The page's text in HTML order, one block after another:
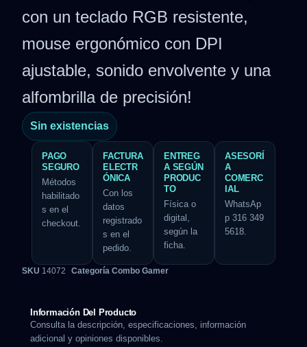
con un teclado RGB resistente,
mouse ergonómico con DPI
ajustable, sonido envolvente y una
alfombrilla de precisión!
Sin existencias
PAGO
SEGURO
Métodos
habilitado
s en el
checkout.
FACTURA
ELECTR
ÓNICA
Con los
datos
registrado
s en el
pedido.
ENTREG
A SEGÚN
PRODUC
TO
Física o
digital,
según la
ficha.
ASESORÍ
A
COMERC
IAL
WhatsAp
p 316 349
5618.
SKU 14072 Categoría Combo Gamer
Información Del Producto
Consulta la descripción, especificaciones, información
adicional y opiniones disponibles.